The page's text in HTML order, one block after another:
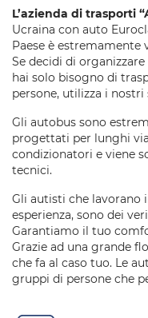
L’azienda di trasporti
Ucraina con auto
Paese è
Se decidi di
hai solo bisogno di
persone, utilizza i nostri
Gli autobus sono
progettati per lunghi
condizionatori e viene
tecnici.
Gli autisti che lavorano
esperienza, sono dei
Garantiamo il tuo
Grazie ad una grande
che fa al caso tuo. Le
gruppi di persone che